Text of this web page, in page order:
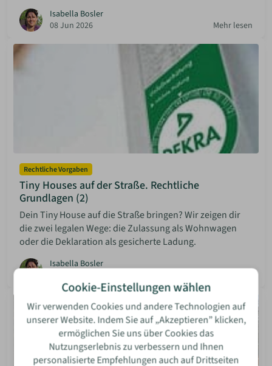
Isabella Bosler
08 Jun 2026
Mehr lesen
Rechtliche Vorgaben
Tiny Houses auf der Straße. Rechtliche
Grundlagen (2)
Dein Tiny House auf die Straße bringen? Wir zeigen dir
die zwei legalen Wege: die Zulassung als Wohnwagen
oder die Deklaration als gesicherte Ladung.
Isabella Bosler
Cookie-Einstellungen wählen
Wir verwenden Cookies und andere Technologien auf
unserer Website. Indem Sie auf „Akzeptieren” klicken,
ermöglichen Sie uns über Cookies das
Nutzungserlebnis zu verbessern und Ihnen
personalisierte Empfehlungen auch auf Drittseiten